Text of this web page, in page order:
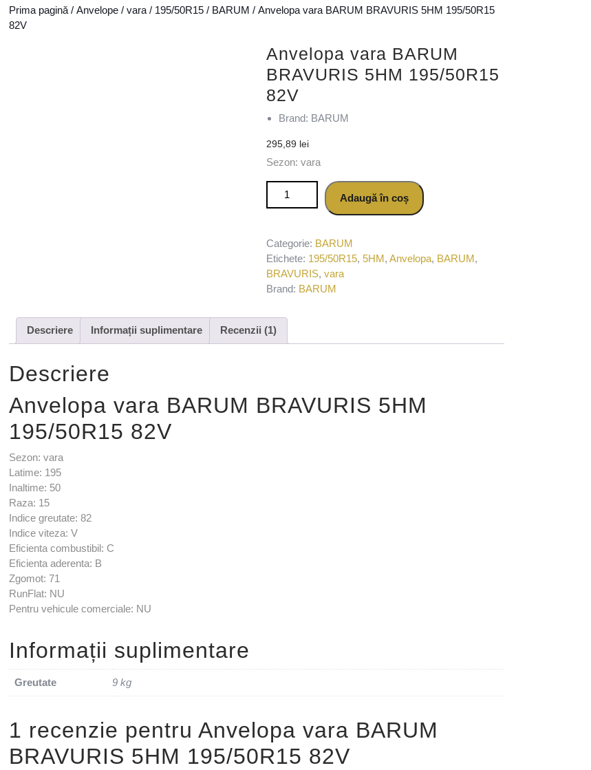
Prima pagină / Anvelope / vara / 195/50R15 / BARUM / Anvelopa vara BARUM BRAVURIS 5HM 195/50R15
82V
Anvelopa vara BARUM
BRAVURIS 5HM 195/50R15
82V
Brand: BARUM
295,89 lei
Sezon: vara
Cantitate Anvelopa vara BARUM BRAVURIS 5HM 195/50R15 82V
Adaugă în coș
Categorie: BARUM
Etichete: 195/50R15,5HM,Anvelopa, BARUM,
BRAVURIS,vara
Brand: BARUM
Descriere Informații suplimentare Recenzii (1)
Descriere
Anvelopa vara BARUM BRAVURIS 5HM
195/50R15 82V
Sezon: vara
Latime: 195
Inaltime: 50
Raza: 15
Indice greutate: 82
Indice viteza: V
Eficienta combustibil: C
Eficienta aderenta: B
Zgomot: 71
RunFlat: NU
Pentru vehicule comerciale: NU
Informații suplimentare
Greutate 9 kg
1 recenzie pentru Anvelopa vara BARUM
BRAVURIS 5HM 195/50R15 82V